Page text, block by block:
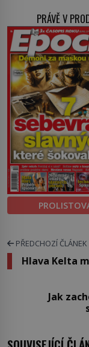
PRÁVĚ V
PŘEDCHOZÍ ČLÁNEK
Hlava Kelta
Jak